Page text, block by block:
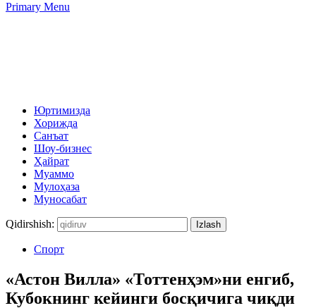
Primary Menu
Юртимизда
Хорижда
Санъат
Шоу-бизнес
Ҳайрат
Муаммо
Мулоҳаза
Муносабат
Qidirshish:
Спорт
«Астон Вилла» «Тоттенҳэм»ни енгиб,
Кубокнинг кейинги босқичига чиқди